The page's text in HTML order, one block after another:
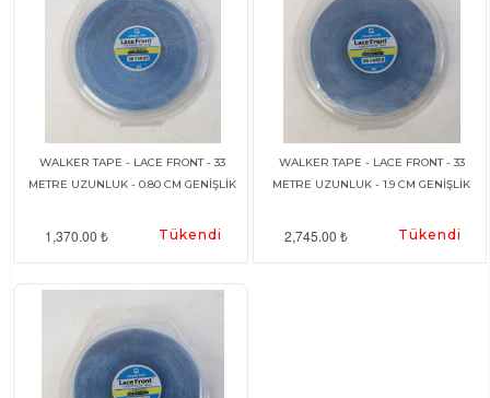
WALKER TAPE - LACE FRONT - 33
METRE UZUNLUK - 0.80 CM GENİŞLİK
1,370.00 ₺ Tükendi
WALKER TAPE - LACE FRONT - 33
METRE UZUNLUK - 1.9 CM GENİŞLİK
2,745.00 ₺ Tükendi